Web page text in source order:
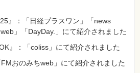
』：「日経プラスワン」「news
」「DayDay.」にて紹介されました
』：「coliss」にて紹介されました
FMおのみちweb」にて紹介されました